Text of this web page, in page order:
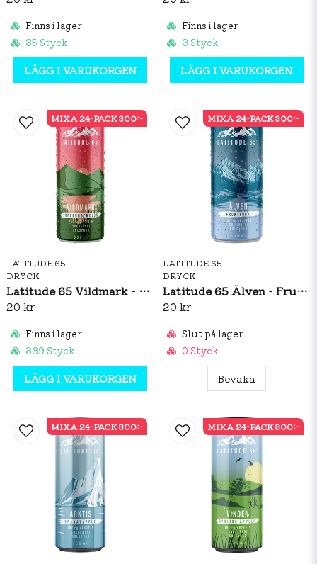
Finns i lager
35 Styck
LÄGG I VARUKORGEN
Finns i lager
3 Styck
LÄGG I VARUKORGEN
LATITUDE 65
DRYCK
Latitude 65 Vildmark - Jordgubb/Melon 330ml
20 kr
Finns i lager
389 Styck
LÄGG I VARUKORGEN
MIXA 24-PACK 300:-
LATITUDE 65
DRYCK
Latitude 65 Älven - Fruktsoda 330ml
20 kr
Slut på lager
0 Styck
Bevaka
MIXA 24-PACK 300:-
MIXA 24-PACK 300:- MIXA 24-PACK 300:-